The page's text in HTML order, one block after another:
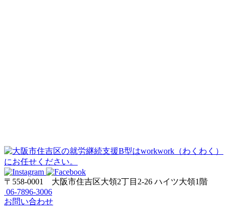
〒558-0001 大阪市住吉区大領2丁目2-26 ハイツ大領1階
06-7896-3006
お問い合わせ